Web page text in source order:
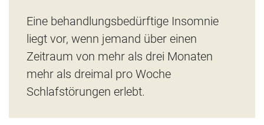
Eine behandlungsbedürftige Insomnie
liegt vor, wenn jemand über einen
Zeitraum von mehr als drei Monaten
mehr als dreimal pro Woche
Schlafstörungen erlebt.